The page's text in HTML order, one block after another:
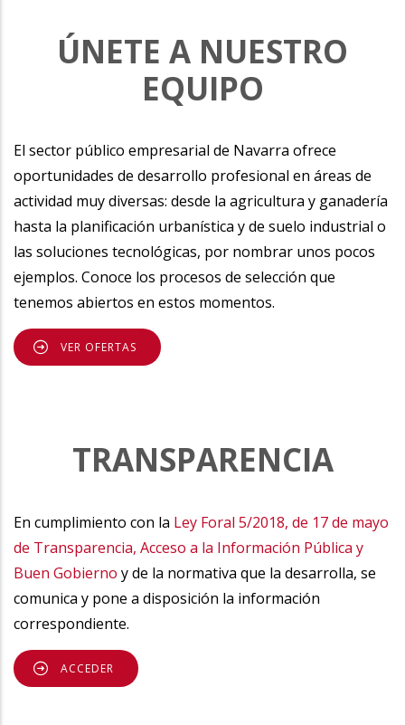
ÚNETE A NUESTRO
EQUIPO
El sector público empresarial de Navarra ofrece
oportunidades de desarrollo profesional en áreas de
actividad muy diversas: desde la agricultura y ganadería
hasta la planificación urbanística y de suelo industrial o
las soluciones tecnológicas, por nombrar unos pocos
ejemplos. Conoce los procesos de selección que
tenemos abiertos en estos momentos.
VER OFERTAS
TRANSPARENCIA
En cumplimiento con la Ley Foral 5/2018, de 17 de mayo
de Transparencia, Acceso a la Información Pública y
Buen Gobierno y de la normativa que la desarrolla, se
comunica y pone a disposición la información
correspondiente.
ACCEDER